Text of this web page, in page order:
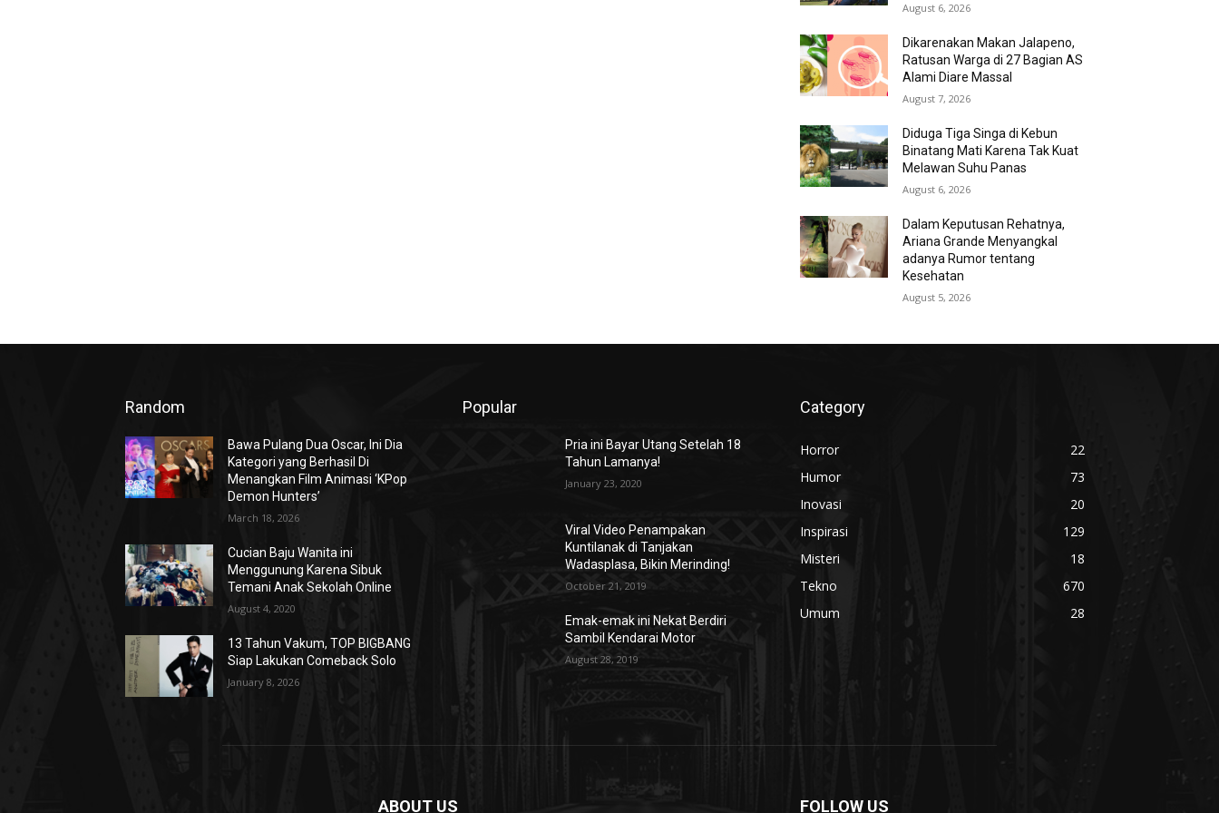
August 6, 2026
Dikarenakan Makan Jalapeno,
Ratusan Warga di 27 Bagian AS
Alami Diare Massal
August 7, 2026
Diduga Tiga Singa di Kebun
Binatang Mati Karena Tak Kuat
Melawan Suhu Panas
August 6, 2026
Dalam Keputusan Rehatnya,
Ariana Grande Menyangkal
adanya Rumor tentang
Kesehatan
August 5, 2026
Random
Bawa Pulang Dua Oscar, Ini Dia
Kategori yang Berhasil Di
Menangkan Film Animasi ‘KPop
Demon Hunters’
March 18, 2026
Cucian Baju Wanita ini
Menggunung Karena Sibuk
Temani Anak Sekolah Online
August 4, 2020
13 Tahun Vakum, TOP BIGBANG
Siap Lakukan Comeback Solo
January 8, 2026
Popular
Pria ini Bayar Utang Setelah 18
Tahun Lamanya!
January 23, 2020
Viral Video Penampakan
Kuntilanak di Tanjakan
Wadasplasa, Bikin Merinding!
October 21, 2019
Emak-emak ini Nekat Berdiri
Sambil Kendarai Motor
August 28, 2019
Category
Horror
22
Humor
73
Inovasi
20
Inspirasi
129
Misteri
18
Tekno
670
Umum
28
ABOUT US FOLLOW US